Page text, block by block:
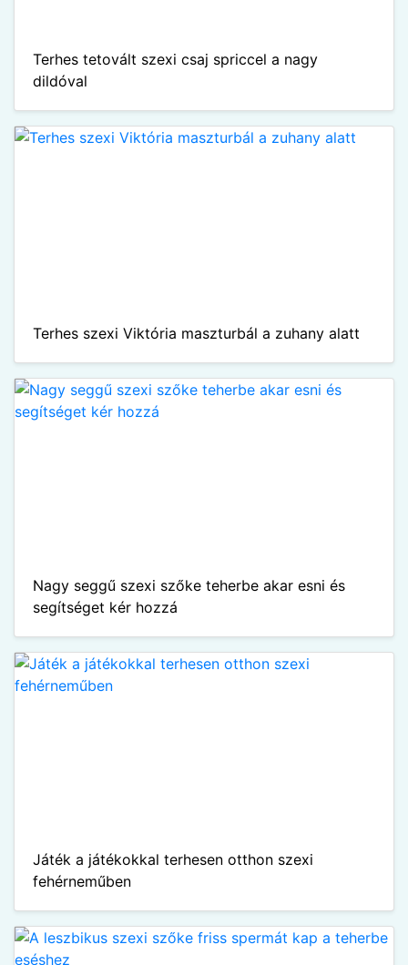
Terhes tetovált szexi csaj spriccel a nagy
dildóval
Terhes szexi Viktória maszturbál a zuhany alatt
Nagy seggű szexi szőke teherbe akar esni és
segítséget kér hozzá
Játék a játékokkal terhesen otthon szexi
fehérneműben